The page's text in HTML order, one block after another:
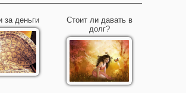
за деньги
Стоит ли давать в
долг?